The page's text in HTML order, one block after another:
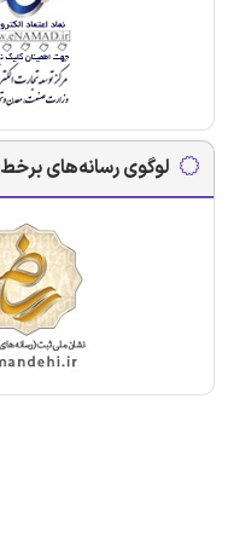
لوگوی رسانه‌های برخط